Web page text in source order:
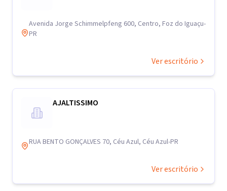
Avenida Jorge Schimmelpfeng 600, Centro, Foz do Iguaçu-
PR
Ver escritório
AJALTISSIMO
RUA BENTO GONÇALVES 70, Céu Azul, Céu Azul-PR
Ver escritório